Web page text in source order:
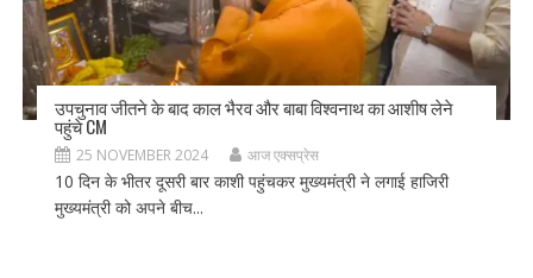
उपचुनाव जीतने के बाद काल भैरव और बाबा विश्वनाथ का आशीष लेने
पहुंचे CM
25 NOVEMBER 2024 आज एक्सप्रेस
10 दिन के भीतर दूसरी बार काशी पहुंचकर मुख्यमंत्री ने लगाई हाजिरी
मुख्यमंत्री को अपने बीच...